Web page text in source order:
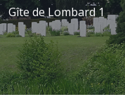
Gîte de Lombard 1